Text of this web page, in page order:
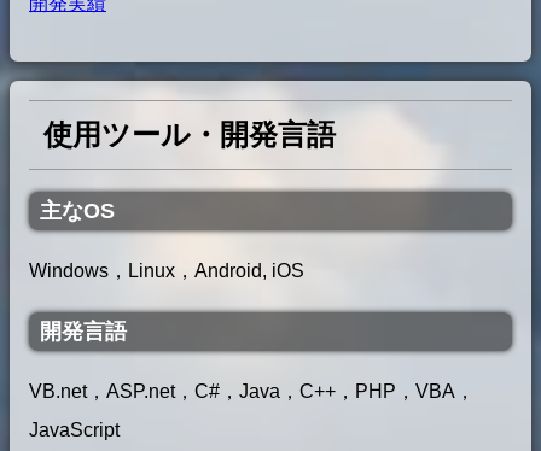
使用ツール・開発言語
主なOS
Windows，Linux，Android, iOS
開発言語
VB.net，ASP.net，C#，Java，C++，PHP，VBA，
JavaScript